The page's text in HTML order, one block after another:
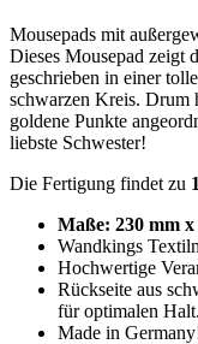
Mousepads mit
Dieses Mousepad zeigt
geschrieben in einer
schwarzen Kreis. Drum
goldene Punkte
liebste Schwester!
Die Fertigung findet zu
Maße: 230 mm
Wandkings
Hochwertige
Rückseite aus
für optimalen Halt.
Made in